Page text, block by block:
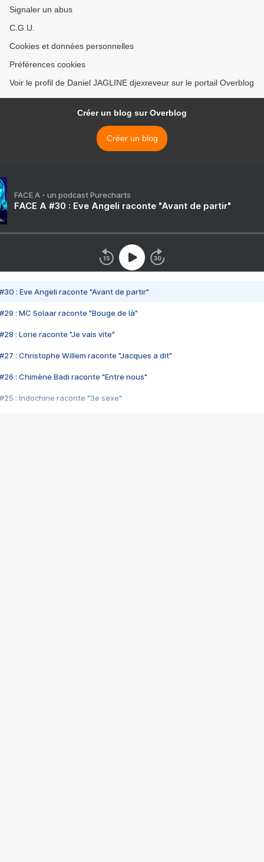
Signaler un abus
C.G.U.
Cookies et données personnelles
Préférences cookies
Voir le profil de Daniel JAGLINE djexreveur sur le portail Overblog
Créer un blog sur Overblog
Créer un blog
FACE A - un podcast Purecharts
FACE A #30 : Eve Angeli raconte "Avant de partir"
#30 : Eve Angeli raconte "Avant de partir"
#29 : MC Solaar raconte "Bouge de là"
#28 : Lorie raconte "Je vais vite"
#27 : Christophe Willem raconte "Jacques a dit"
#26 : Chimène Badi raconte "Entre nous"
#25 : Indochine raconte "3e sexe"